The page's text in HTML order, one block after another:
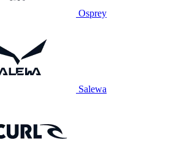
Osprey
Salewa